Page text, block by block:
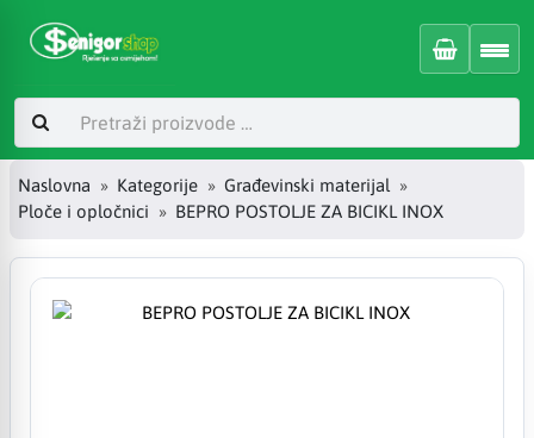
Naslovna Kategorije
Građevinski materijal
Ploče i opločnici
BEPRO POSTOLJE ZA BICIKL INOX